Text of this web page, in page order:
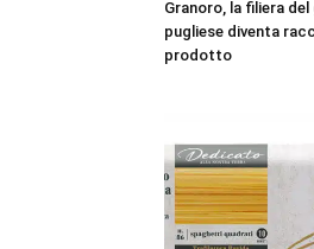
Granoro, la filiera
pugliese diventa
prodotto